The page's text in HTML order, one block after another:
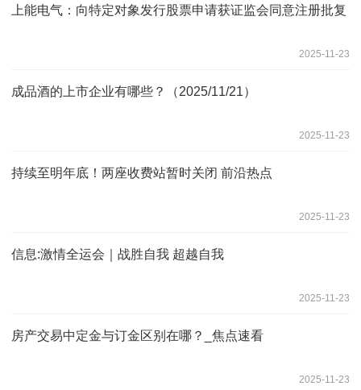
上能电气：向特定对象发行股票申请获证监会同意注册批复
2025-11-23
成品酒的上市企业有哪些？（2025/11/21）
2025-11-23
持续至明年底！两座收费站暂时关闭 前沿热点
2025-11-23
信息:激情全运会｜战胜自我 超越自我
2025-11-23
房产交易中定金与订金区别在哪？_焦点速看
2025-11-23